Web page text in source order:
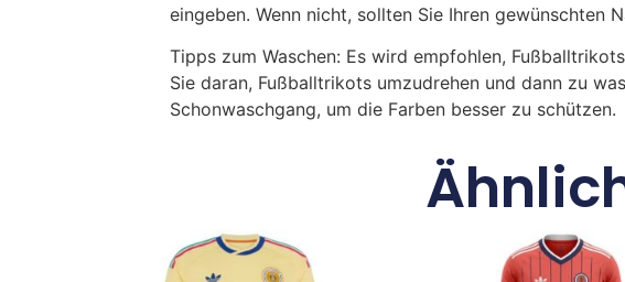
eingeben. Wenn nicht, sollten Sie Ihren gewünschten
Tipps zum Waschen: Es wird empfohlen,
Sie daran, Fußballtrikots umzudrehen und dann zu
Schonwaschgang, um die Farben besser zu schützen.